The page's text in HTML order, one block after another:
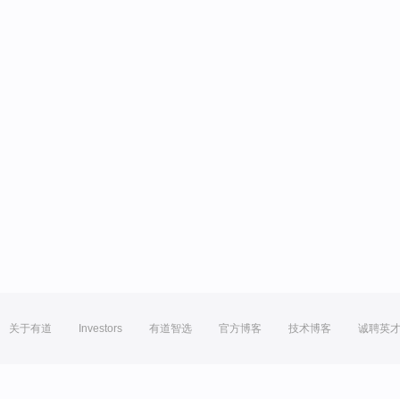
关于有道 Investors 有道智选 官方博客 技术博客 诚聘英才